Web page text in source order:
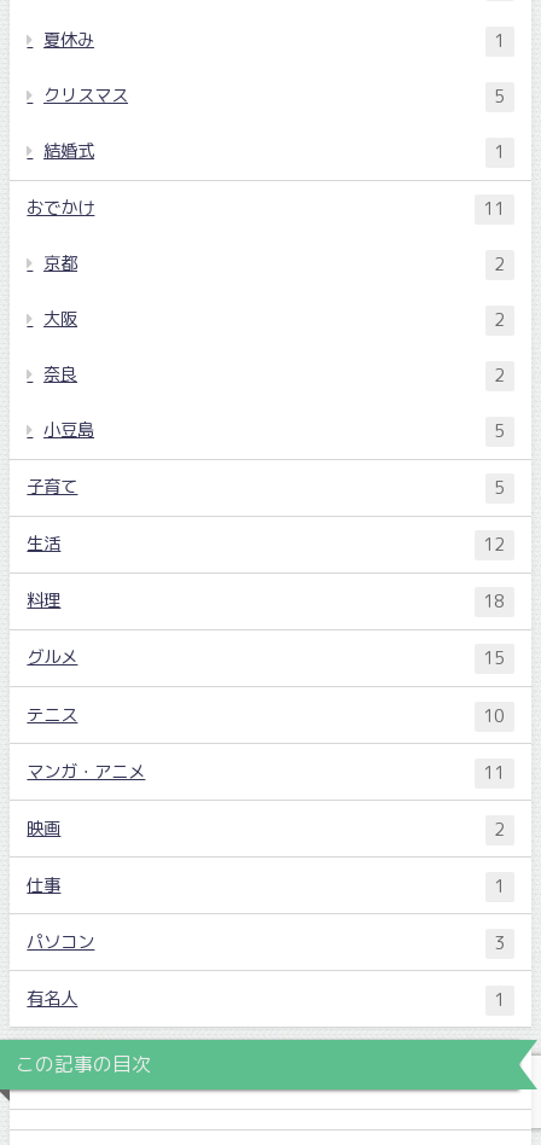
夏休み 1
クリスマス 5
結婚式 1
おでかけ 11
京都 2
大阪 2
奈良 2
小豆島 5
子育て 5
生活 12
料理 18
グルメ 15
テニス 10
マンガ・アニメ 11
映画 2
仕事 1
パソコン 3
有名人 1
この記事の目次